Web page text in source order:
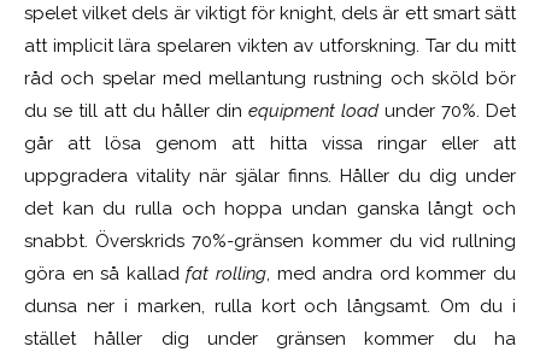
spelet vilket dels är viktigt för knight, dels är ett smart sätt
att implicit lära spelaren vikten av utforskning. Tar du mitt
råd och spelar med mellantung rustning och sköld bör
du se till att du håller din equipment load under 70%. Det
går att lösa genom att hitta vissa ringar eller att
uppgradera vitality när själar finns. Håller du dig under
det kan du rulla och hoppa undan ganska långt och
snabbt. Överskrids 70%-gränsen kommer du vid rullning
göra en så kalladfat rolling, med andra ord kommer du
dunsa ner i marken, rulla kort och långsamt. Om du i
stället håller dig under gränsen kommer du ha